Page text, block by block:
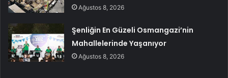
Ağustos 8, 2026
Şenliğin En Güzeli Osmangazi’nin
Mahallelerinde Yaşanıyor
Ağustos 8, 2026